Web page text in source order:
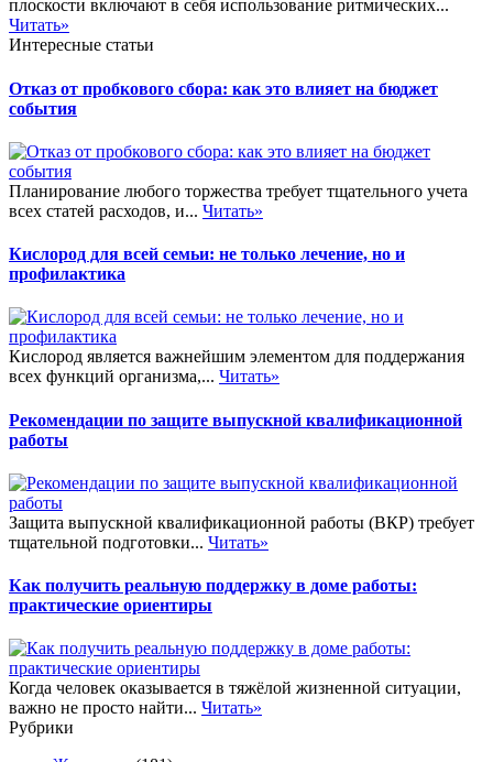
плоскости включают в себя использование ритмических...
Читать»
Интересные статьи
Отказ от пробкового сбора: как это влияет на бюджет
события
Планирование любого торжества требует тщательного учета
всех статей расходов, и... Читать»
Кислород для всей семьи: не только лечение, но и
профилактика
Кислород является важнейшим элементом для поддержания
всех функций организма,... Читать»
Рекомендации по защите выпускной квалификационной
работы
Защита выпускной квалификационной работы (ВКР) требует
тщательной подготовки... Читать»
Как получить реальную поддержку в доме работы:
практические ориентиры
Когда человек оказывается в тяжёлой жизненной ситуации,
важно не просто найти... Читать»
Рубрики